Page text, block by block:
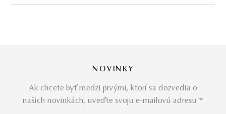
Slovami Barbary Rütting:
vydáva z lásky. Milujú tu norkové kožuchy, tu perlové
náhrdelníky...“
NOVINKY
Ak chcete byť medzi prvými, ktorí sa dozvedia o
našich novinkách, uveďte svoju e-mailovú adresu *